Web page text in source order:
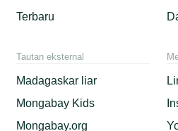
Terbaru
Tautan eksternal
Madagaskar liar
Mongabay Kids
Mongabay.org